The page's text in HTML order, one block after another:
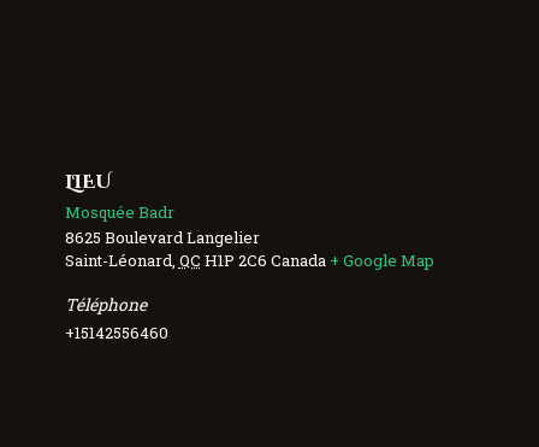
LIEU
Mosquée Badr
8625 Boulevard Langelier
Saint-Léonard QC H1P 2C6 Canada + Google Map
Téléphone
+15142556460